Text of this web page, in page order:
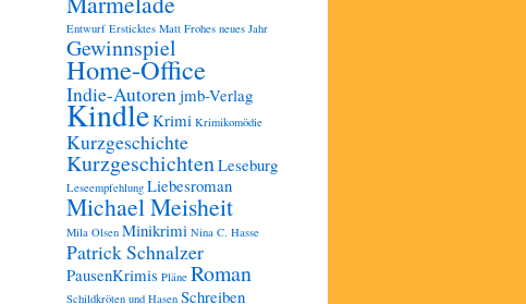
Entwurf Ersticktes Matt Frohes neues Jahr
Gewinnspiel
Home-Office
Indie-Autorenjmb-Verlag
KindleKrimi Krimikomödie
Kurzgeschichte
KurzgeschichtenLeseburg
Leseempfehlung Liebesroman
Michael Meisheit
Mila Olsen Minikrimi Nina C. Hasse
Patrick Schnalzer
PausenKrimis Pläne Roman
Schildkröten und Hasen Schreiben